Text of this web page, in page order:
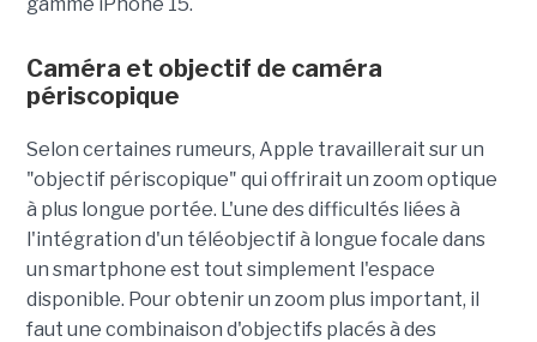
Caméra et objectif de caméra
périscopique
Selon certaines rumeurs, Apple travaillerait sur un
"objectif périscopique" qui offrirait un zoom optique
à plus longue portée. L'une des difficultés liées à
l'intégration d'un téléobjectif à longue focale dans
un smartphone est tout simplement l'espace
disponible. Pour obtenir un zoom plus important, il
faut une combinaison d'objectifs placés à des